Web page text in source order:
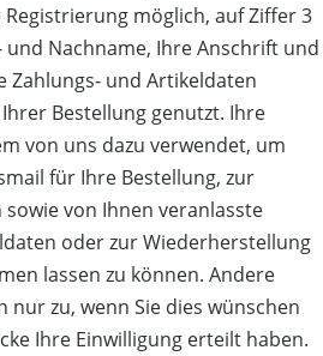
möglich, auf Ziffer 3
Nachname, Ihre Anschrift und
Zahlungs- und Artikeldaten
Bestellung genutzt. Ihre
von uns dazu verwendet, um
für Ihre Bestellung, zur
von Ihnen veranlasste
oder zur Wiederherstellung
lassen zu können. Andere
nur zu, wenn Sie dies wünschen
Ihre Einwilligung erteilt haben.